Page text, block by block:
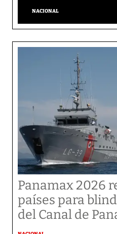
NACIONAL
Panamax 2026
países para
del Canal de